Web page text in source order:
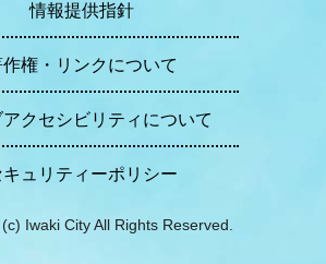
情報提供指針
作権・リンクについて
アクセシビリティについて
キュリティーポリシー
Iwaki City All Rights Reserved.